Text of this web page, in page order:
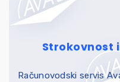
Strokovnost
Računovodski servis